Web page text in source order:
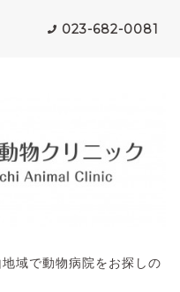
023-682-0081
域で動物病院をお探しの